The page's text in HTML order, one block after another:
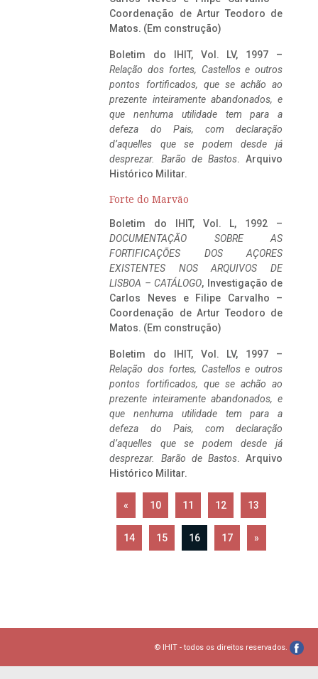
Coordenação de Artur Teodoro de
Matos. (Em construção)
Boletim do IHIT, Vol. LV, 1997 –
Relação dos fortes, Castellos e outros
pontos fortificados, que se achão ao
prezente inteiramente abandonados, e
que nenhuma utilidade tem para a
defeza do Pais, com declaração
d’aquelles que se podem desde já
desprezar. Barão de Bastos. Arquivo
Histórico Militar.
Forte do Marvão
Boletim do IHIT, Vol. L, 1992 –
DOCUMENTAÇÃO SOBRE AS
FORTIFICAÇÕES DOS AÇORES
EXISTENTES NOS ARQUIVOS DE
LISBOA – CATÁLOGO, Investigação de
Carlos Neves e Filipe Carvalho –
Coordenação de Artur Teodoro de
Matos. (Em construção)
Boletim do IHIT, Vol. LV, 1997 –
Relação dos fortes, Castellos e outros
pontos fortificados, que se achão ao
prezente inteiramente abandonados, e
que nenhuma utilidade tem para a
defeza do Pais, com declaração
d’aquelles que se podem desde já
desprezar. Barão de Bastos. Arquivo
Histórico Militar.
« 10 11 12 13
14 15 16 17 »
© IHIT - todos os direitos reservados.